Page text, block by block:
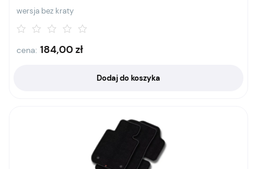
wersja bez kraty
cena: 184,00zł
Dodaj do koszyka